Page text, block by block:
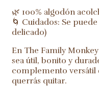
🌿 100% algodón
🌀 Cuidados: Se
delicado)
En The Family
sea útil, bonito y
complemento versátil
querrás quitar.